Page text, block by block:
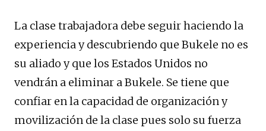
La clase trabajadora debe seguir haciendo la
experiencia y descubriendo que Bukele no es
su aliado y que los Estados Unidos no
vendrán a eliminar a Bukele. Se tiene que
confiar en la capacidad de organización y
movilización de la clase pues solo su fuerza